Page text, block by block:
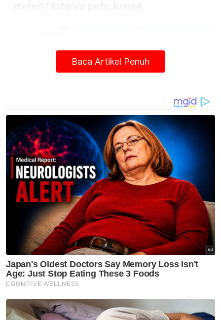
meter),” katanya pada Jumaat.
Binaan arca Perigi atau dikenali penduduk setempat sebagai
'Telaga' seluas dua meter menjadi pilihan Persatuan ATV
Bintong. - Foto: Bernama
Mohamad Hafifi Syauki berkata, pihaknya
menggunakan 89 gulung jerami bagi
membentuk kawasan ‘berpagar’ yang di
dalamnya terdapat dangau dan beberapa
lagi arca jerami lain antaranya berbentuk
seperti anggota Jabatan Pengangkutan
raya.
Baca Artikel Penuh